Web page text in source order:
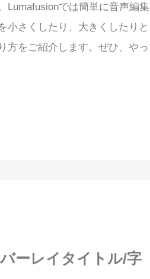
Lumafusionでは簡単に音声編集
小さくしたり、大きくしたりと
方をご紹介します。ぜひ、やっ
ーレイタイトル/字